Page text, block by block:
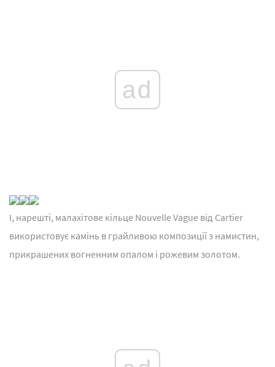
ad
І, нарешті, малахітове кільце Nouvelle Vague від Cartier
використовує камінь в грайливою композиції з намистин,
прикрашених вогненним опалом і рожевим золотом.